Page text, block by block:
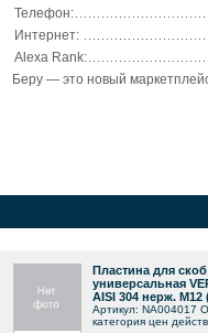
Телефон:
Интернет:
Alexa Rank:
Беру — это новый
Пластина для cкоб
универсальная
AISI 304 нерж. M12
Артикул: NA004017
категория цен